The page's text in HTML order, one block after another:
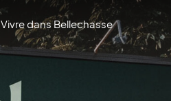
Vivre dans Bellechasse